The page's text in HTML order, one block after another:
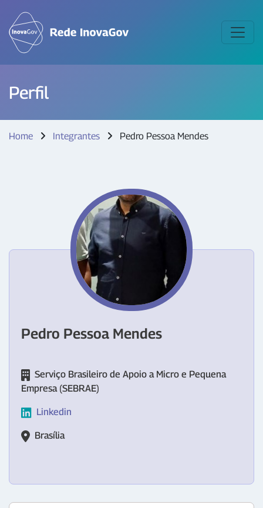
Perfil
Home Integrantes Pedro Pessoa Mendes
Pedro Pessoa Mendes
Serviço Brasileiro de Apoio a Micro e Pequena
Empresa (SEBRAE)
Linkedin
Brasília